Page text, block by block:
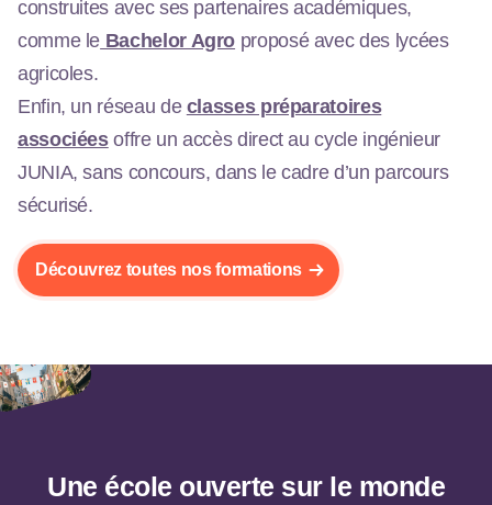
construites avec ses partenaires académiques,
comme le Bachelor Agro proposé avec des lycées
agricoles.
Enfin, un réseau de classes préparatoires
associéesoffre un accès direct au cycle ingénieur
JUNIA, sans concours, dans le cadre d’un parcours
sécurisé.
Découvrez toutes nos formations
Une école ouverte sur le monde